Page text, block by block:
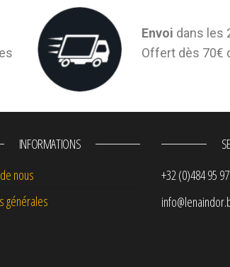
Envoi dans les
Offert dès 70€
INFORMATIONS
nous
générales
+32 (0)484 95